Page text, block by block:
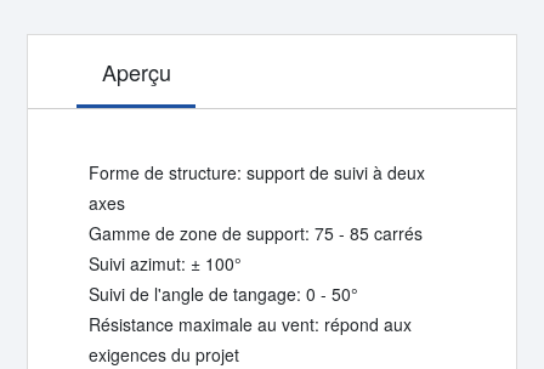
Aperçu
Forme de structure: support de suivi à deux
axes
Gamme de zone de support: 75 - 85 carrés
Suivi azimut: ± 100°
Suivi de l'angle de tangage: 0 - 50°
Résistance maximale au vent: répond aux
exigences du projet